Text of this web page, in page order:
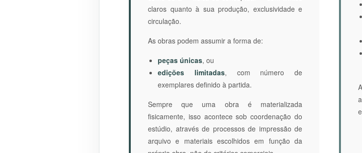
claros quanto à sua produção, exclusividade e
circulação.
As obras podem assumir a forma de:
peças únicas, ou
edições limitadas, com número de
exemplares definido à partida.
Sempre que uma obra é materializada
fisicamente, isso acontece sob coordenação do
estúdio, através de processos de impressão de
arquivo e materiais escolhidos em função da